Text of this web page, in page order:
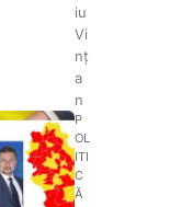
iu
Vi
nț
a
n
P
OL
ITI
C
Ă